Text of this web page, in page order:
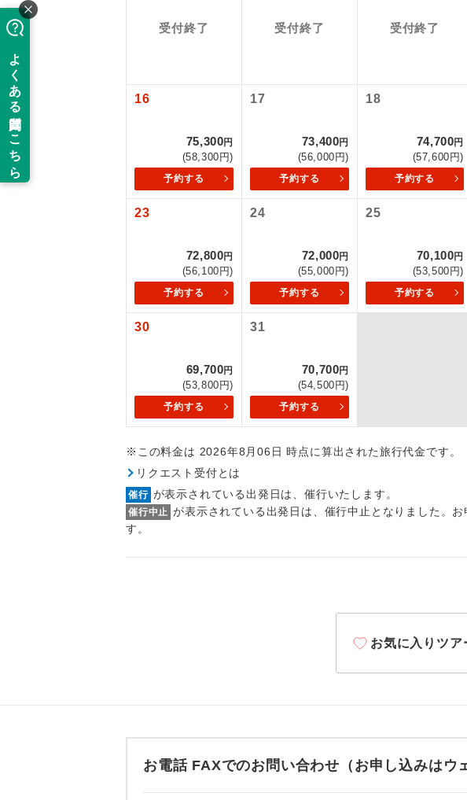
受付終了 受付終了 受付終了
16
75,300円
(58,300円)
予約する
17
73,400円
(56,000円)
予約する
18
74,700円
(57,600円)
予約する
23
72,800円
(56,100円)
予約する
24
72,000円
(55,000円)
予約する
25
70,100円
(53,500円)
予約する
30
69,700円
(53,800円)
予約する
31
70,700円
(54,500円)
予約する
※この料金は 2026年8月06日 時点に算出された旅行代金です。
リクエスト受付とは
催行 が表示されている出発日は、催行いたします。
催行中止 が表示されている出発日は、催行中止となりました。
す。
お気に入りツア
お電話 FAXでのお問い合わせ（お申し込みはウ
航空会社が設定する「個人包括
以下の注意事項をあらかじめご了
お支払いについて
お支払いは、クレジットカード決
お申し込みの最後にクレジットカ
ご旅行の契約が成立となります。
ウェブ限定コースとなりますので
せん。
現
バスガイド乗務 バス
世界遺産
ユネ
スで
絶
温泉 温泉
露天風呂 ご宿
全食事付き
お部屋食
トラベルイヤホン
周り
1名様催行
1名様1室同代金 1名
ご夫婦限定 ご夫
航空会社指定
利
す。